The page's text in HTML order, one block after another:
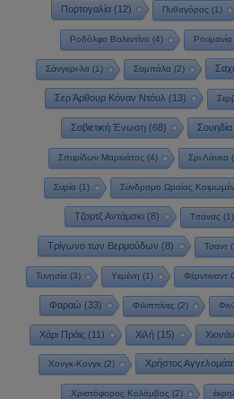
Πορτογαλία (12) Πυθαγόρας (1)
Ροδόλφο Βαλεντίνο (4) Ρουμανία
Σάνγκρι-λα (1) Σαμπάλα (2)
Σερ Άρθουρ Κόναν Ντόυλ (13)
Σοβιετική Ένωση(68) Σουηδία
Σπυρίδων Μαρινάτος (4) Σρι Λάνκα
Συρία(1) Σύνδρομο Ωραίας
Τζορτζ Αντάμσκι(8) Τιτάνας (1)
Τρίγωνο των Βερμούδων (8) Τσαντ
Τυνησία(3) Υεμένη (1) Φέρντιναντ
Φαραώ (33) Φιλιππίνες (2)
Χάρι Πράις (11) Χιλή (15)
Χονγκ-Κονγκ(2) Χρήστος
Χριστόφορος Κολόμβος (2)